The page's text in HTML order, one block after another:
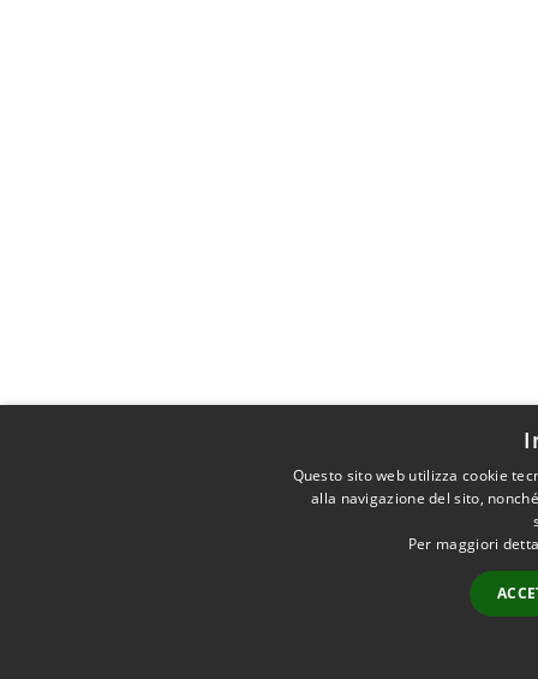
Questo sito web utilizza cookie
alla navigazione del sito,
Per maggiori